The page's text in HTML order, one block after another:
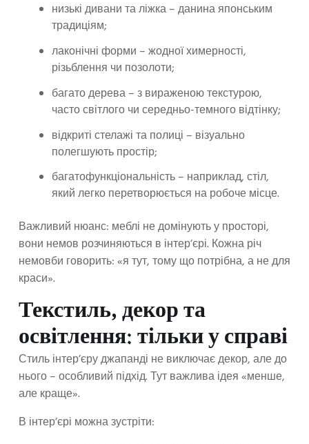
низькі дивани та ліжка – данина японським
традиціям;
лаконічні форми – жодної химерності,
різьблення чи позолоти;
багато дерева – з вираженою текстурою,
часто світлого чи середньо-темного відтінку;
відкриті стелажі та полиці – візуально
полегшують простір;
багатофункціональність – наприклад, стіл,
який легко перетворюється на робоче місце.
Важливий нюанс: меблі не домінують у просторі,
вони немов розчиняються в інтер’єрі. Кожна річ
немовби говорить: «я тут, тому що потрібна, а не для
краси».
Текстиль, декор та
освітлення: тільки у справі
Стиль інтер’єру джапанді не виключає декор, але до
нього – особливий підхід. Тут важлива ідея «менше,
але краще».
В інтер’єрі можна зустріти: